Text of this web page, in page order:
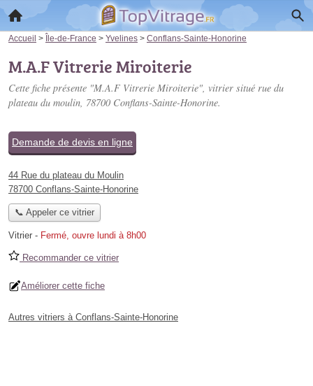
Accueil > Île-de-France > Yvelines > Conflans-Sainte-Honorine
M.A.F Vitrerie Miroiterie
Cette fiche présente "M.A.F Vitrerie Miroiterie", vitrier situé rue du
plateau du moulin, 78700 Conflans-Sainte-Honorine.
Demande de devis en ligne
44 Rue du plateau du Moulin
78700 Conflans-Sainte-Honorine
📞 Appeler ce vitrier
Vitrier - Fermé, ouvre lundi à 8h00
Recommander ce vitrier
Améliorer cette fiche
Autres vitriers à Conflans-Sainte-Honorine